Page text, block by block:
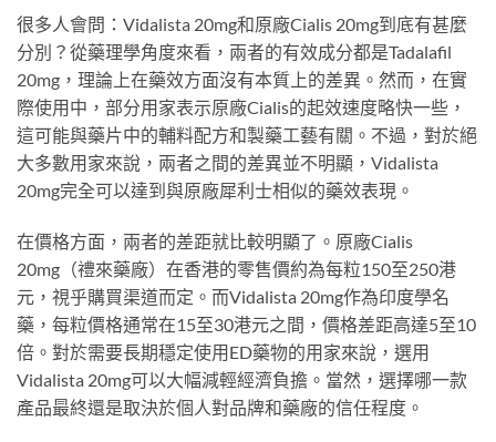
很多人會問：Vidalista 20mg和原廠Cialis 20mg到底有甚麼
分別？從藥理學角度來看，兩者的有效成分都是Tadalafil
20mg，理論上在藥效方面沒有本質上的差異。然而，在實
際使用中，部分用家表示原廠Cialis的起效速度略快一些，
這可能與藥片中的輔料配方和製藥工藝有關。不過，對於絕
大多數用家來說，兩者之間的差異並不明顯，Vidalista
20mg完全可以達到與原廠犀利士相似的藥效表現。
在價格方面，兩者的差距就比較明顯了。原廠Cialis
20mg（禮來藥廠）在香港的零售價約為每粒150至250港
元，視乎購買渠道而定。而Vidalista 20mg作為印度學名
藥，每粒價格通常在15至30港元之間，價格差距高達5至10
倍。對於需要長期穩定使用ED藥物的用家來說，選用
Vidalista 20mg可以大幅減輕經濟負擔。當然，選擇哪一款
產品最終還是取決於個人對品牌和藥廠的信任程度。